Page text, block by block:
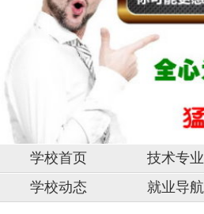
学校首页 技术专业
学校动态
就业导航